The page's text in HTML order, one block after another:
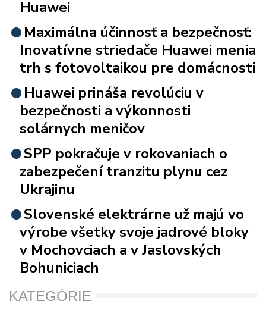
Huawei
Maximálna účinnosť a bezpečnosť:
Inovatívne striedače Huawei menia
trh s fotovoltaikou pre domácnosti
Huawei prináša revolúciu v
bezpečnosti a výkonnosti
solárnych meničov
SPP pokračuje v rokovaniach o
zabezpečení tranzitu plynu cez
Ukrajinu
Slovenské elektrárne už majú vo
výrobe všetky svoje jadrové bloky
v Mochovciach a v Jaslovských
Bohuniciach
KATEGÓRIE